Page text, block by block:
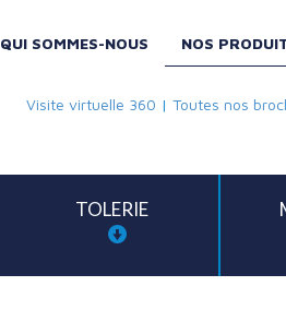
QUI SOMMES-NOUS NOS
Visite virtuelle 360 | Toutes nos
TOLERIE